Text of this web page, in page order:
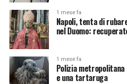
1 mese fa
Napoli, tenta di
nel Duomo:
1 mese fa
Polizia
e una tartaruga